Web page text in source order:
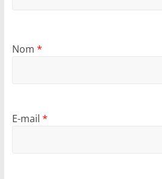
Nom *
E-mail *